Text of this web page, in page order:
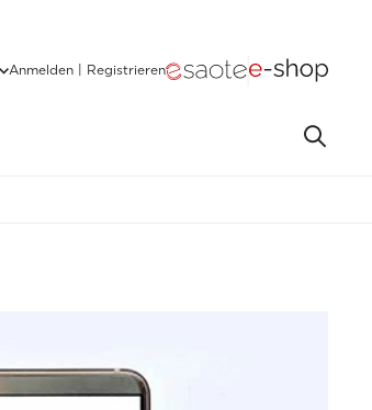
Anmelden | Registrieren